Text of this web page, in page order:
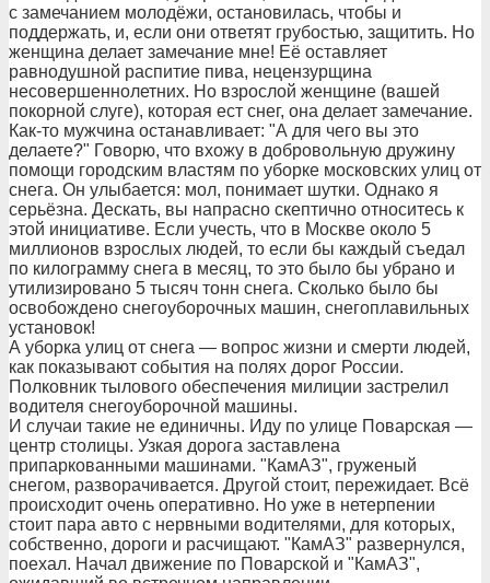
с замечанием молодёжи, остановилась, чтобы и
поддержать, и, если они ответят грубостью, защитить. Но
женщина делает замечание мне! Её оставляет
равнодушной распитие пива, нецензурщина
несовершеннолетних. Но взрослой женщине (вашей
покорной слуге), которая ест снег, она делает замечание.
Как-то мужчина останавливает: "А для чего вы это
делаете?" Говорю, что вхожу в добровольную дружину
помощи городским властям по уборке московских улиц от
снега. Он улыбается: мол, понимает шутки. Однако я
серьёзна. Дескать, вы напрасно скептично относитесь к
этой инициативе. Если учесть, что в Москве около 5
миллионов взрослых людей, то если бы каждый съедал
по килограмму снега в месяц, то это было бы убрано и
утилизировано 5 тысяч тонн снега. Сколько было бы
освобождено снегоуборочных машин, снегоплавильных
установок!
А уборка улиц от снега — вопрос жизни и смерти людей,
как показывают события на полях дорог России.
Полковник тылового обеспечения милиции застрелил
водителя снегоуборочной машины.
И случаи такие не единичны. Иду по улице Поварская —
центр столицы. Узкая дорога заставлена
припаркованными машинами. "КамАЗ", груженый
снегом, разворачивается. Другой стоит, пережидает. Всё
происходит очень оперативно. Но уже в нетерпении
стоит пара авто с нервными водителями, для которых,
собственно, дороги и расчищают. "КамАЗ" развернулся,
поехал. Начал движение по Поварской и "КамАЗ",